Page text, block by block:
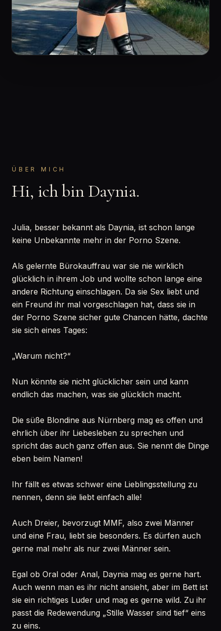
ÜBER MICH
Hi, ich bin Daynia.
Julia, besser bekannt als Daynia, ist schon lange
keine Unbekannte mehr in der Porno Szene.
Als gelernte Bürokauffrau war sie nie wirklich
glücklich in ihrem Job und wollte schon lange eine
andere Richtung einschlagen. Da sie Sex liebt und
ein Freund ihr mal vorgeschlagen hat, dass sie in
der Porno Szene sicher gute Chancen hätte, dachte
sie sich eines Tages:
„Warum nicht?“
Nun könnte sie nicht glücklicher sein und kann
endlich das machen, was sie glücklich macht.
Die süße Blondine aus Nürnberg mag es offen und
ehrlich über ihr Liebesleben zu sprechen und
spricht das auch ganz offen aus. Sie nennt die Dinge
eben beim Namen!
Ihr fällt es etwas schwer eine Lieblingsstellung zu
nennen, denn sie liebt einfach alle!
Auch Dreier, bevorzugt MMF, also zwei Männer
und eine Frau, liebt sie besonders. Es dürfen auch
gerne mal mehr als nur zwei Männer sein.
Egal ob Oral oder Anal, Daynia mag es gerne hart.
Auch wenn man es ihr nicht ansieht, aber im Bett ist
sie ein richtiges Luder und mag es gerne wild. Zu ihr
passt die Redewendung „Stille Wasser sind tief“ eins
zu eins.